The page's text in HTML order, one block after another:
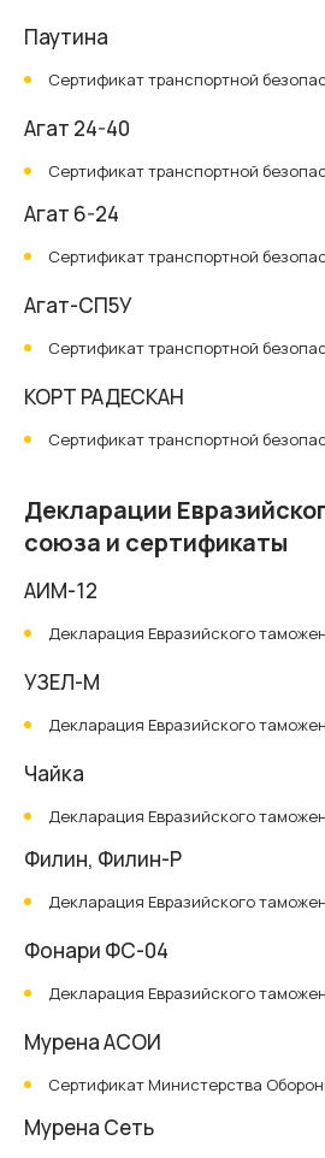
Паутина
Сертификат транспортной
Агат 24-40
Сертификат транспортной
Агат 6-24
Сертификат транспортной
Агат-СП5У
Сертификат транспортной
КОРТ РАДЕСКАН
Сертификат транспортной
Декларации
союза и сертификаты
АИМ-12
Декларация Евразийского
УЗЕЛ-М
Декларация Евразийского
Чайка
Декларация Евразийского
Филин, Филин-Р
Декларация Евразийского
Фонари ФС-04
Декларация Евразийского
Мурена АСОИ
Сертификат Министерства
Мурена Сеть